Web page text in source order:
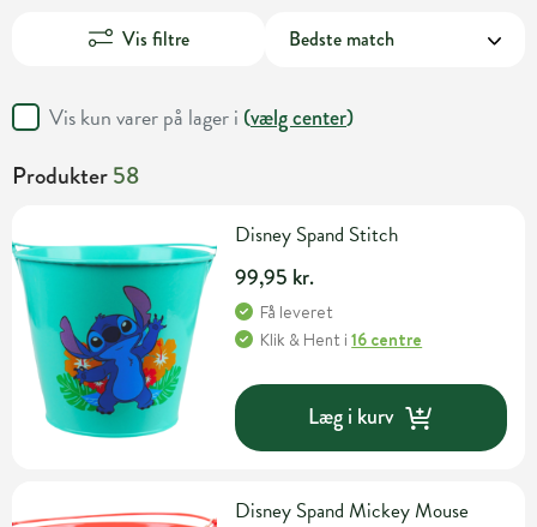
Vis filtre
Vis kun varer på lager i (vælg center)
Produkter58
Disney Spand Stitch
99,95 kr.
Få leveret
Klik & Hent i16 centre
Læg i kurv
Disney Spand Mickey Mouse